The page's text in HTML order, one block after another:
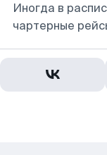
Иногда в
чартерные